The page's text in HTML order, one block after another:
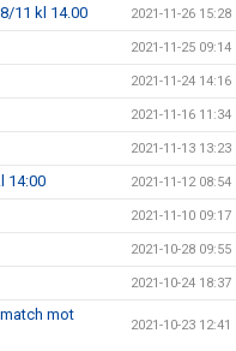
11 kl 14.00 2021-11-26 15:28
2021-11-25 09:14
2021-11-24 14:16
2021-11-16 11:34
2021-11-13 13:23
14:00 2021-11-12 08:54
2021-11-10 09:17
2021-10-28 09:55
2021-10-24 18:37
mot
2021-10-23 12:41